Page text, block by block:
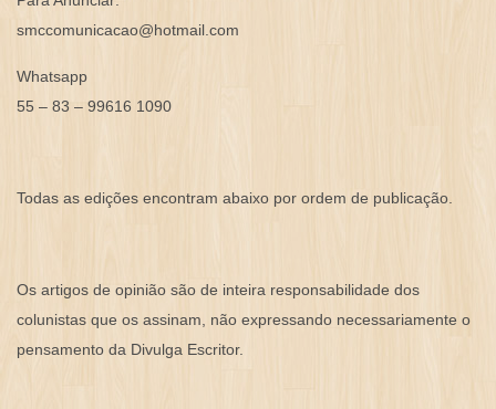
smccomunicacao@hotmail.com
Whatsapp
55 – 83 – 99616 1090
Todas as edições encontram abaixo por ordem de publicação.
Os artigos de opinião são de inteira responsabilidade dos
colunistas que os assinam, não expressando necessariamente o
pensamento da Divulga Escritor.